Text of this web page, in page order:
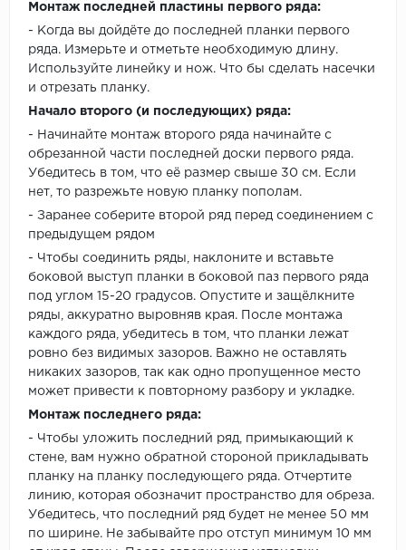
Монтаж последней пластины первого ряда:
- Когда вы дойдёте до последней планки первого
ряда. Измерьте и отметьте необходимую длину.
Используйте линейку и нож. Что бы сделать насечки
и отрезать планку.
Начало второго (и последующих) ряда:
- Начинайте монтаж второго ряда начинайте с
обрезанной части последней доски первого ряда.
Убедитесь в том, что её размер свыше 30 см. Если
нет, то разрежьте новую планку пополам.
- Заранее соберите второй ряд перед соединением с
предыдущем рядом
- Чтобы соединить ряды, наклоните и вставьте
боковой выступ планки в боковой паз первого ряда
под углом 15-20 градусов. Опустите и защёлкните
ряды, аккуратно выровняв края. После монтажа
каждого ряда, убедитесь в том, что планки лежат
ровно без видимых зазоров. Важно не оставлять
никаких зазоров, так как одно пропущенное место
может привести к повторному разбору и укладке.
Монтаж последнего ряда:
- Чтобы уложить последний ряд, примыкающий к
стене, вам нужно обратной стороной прикладывать
планку на планку последующего ряда. Отчертите
линию, которая обозначит пространство для обреза.
Убедитесь, что последний ряд будет не менее 50 мм
по ширине. Не забывайте про отступ минимум 10 мм